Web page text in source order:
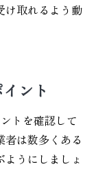
け取れるよう動
ント
トを確認して
は数多くある
うにしましょ